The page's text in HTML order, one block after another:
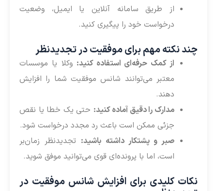
از طریق سامانه آنلاین یا ایمیل، وضعیت
درخواست خود را پیگیری کنید.
چند نکته مهم برای موفقیت در تجدیدنظر
از کمک حرفه‌ای استفاده کنید: وکلا یا موسسات
معتبر می‌توانند شانس موفقیت شما را افزایش
دهند.
مدارک را دقیق آماده کنید: حتی یک خطا یا نقص
جزئی ممکن است باعث رد مجدد درخواست شود.
صبر و پشتکار داشته باشید: تجدیدنظر زمان‌بر
است، اما با پرونده‌ای قوی می‌توانید موفق شوید.
نکات کلیدی برای افزایش شانس موفقیت در